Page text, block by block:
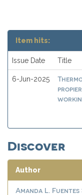
Item hits:
Issue Date Title
6-Jun-2025
Discover
Author
Amanda L. Fuentes